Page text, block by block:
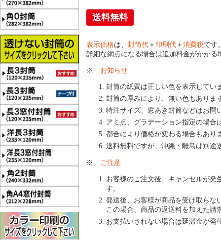
送料無料
表示価格は、 封筒代 ＋ 印刷代 ＋ 消費税です
詳細な網点になる場合は追加料金がかかる
※ お知らせ
封筒の紙質は正しい色を表示してい
封筒の厚みにより、無い色もありま
特注サイズ、窓あき封筒などはお問
アミ点、グラデーション指定の場合
都合により価格が変わる場合もあり
送料無料ですが、沖縄・離島は別途
※ ご注意
お客様のご注文後、キャンセルが発
す。
発送後、お客様が商品を受け取らな
この場合、商品の返送料を加えた請
お支払いされない場合は延滞金が発